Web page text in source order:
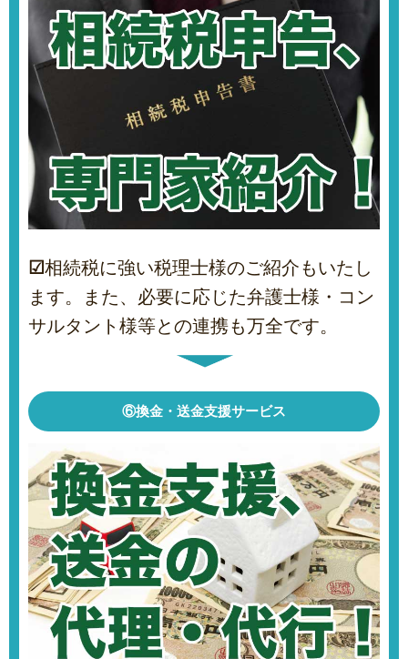
☑相続税に強い税理士様のご紹介もいたし
ます。また、必要に応じた弁護士様・コン
サルタント様等との連携も万全です。
⑥換金・送金支援サービス